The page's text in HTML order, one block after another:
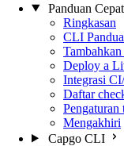
Panduan
Ringkasan
CLI
Deploy a
Integrasi
Daftar
Mengakhiri
Capgo CLI